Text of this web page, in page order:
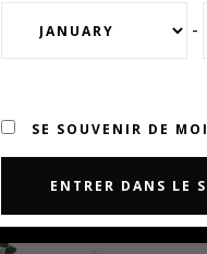
-
SE SOUVENIR DE MOI